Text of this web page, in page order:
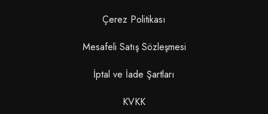
Çerez Politikası
Mesafeli Satış Sözleşmesi
İptal ve İade Şartları
KVKK